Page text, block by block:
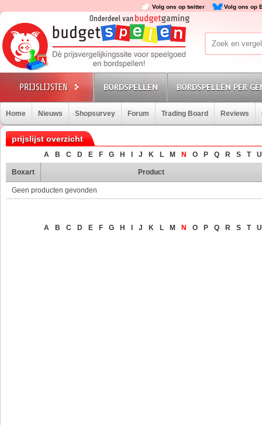
Volg ons op twitter Volg ons op
BORDSPELLEN BORDSPELLEN PER
Home Nieuws Shopsurvey Forum Trading Board Reviews
prijslijst overzicht
A B C D E F G H J K L M N O P Q R S T U
Boxart Product
Geen producten gevonden
A B C D E F G H J K L M N O P Q R S T U